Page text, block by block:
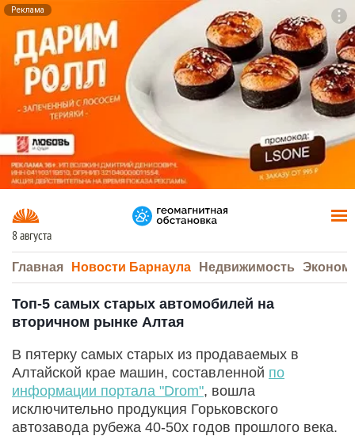
Реклама
8 августа
Главная Новости Барнаула Недвижимость
Топ-5 самых старых автомобилей на
вторичном рынке Алтая
В пятерку самых старых из продаваемых в
Алтайской крае машин, составленной по
информации портала "Drom", вошла
исключительно продукция Горьковского
автозавода рубежа 40-50х годов прошлого века.